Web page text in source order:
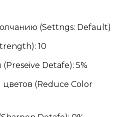
(Settngs: Default)
10
Detafe): 5%
(Reduce Color